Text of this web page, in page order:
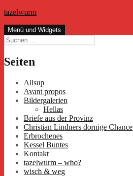
Zum
springen
tazelwurm
Menü und Widgets
Suchen
nach:
Seiten
Allsup
Avant propos
Bildergalerien
Hellas
Briefe aus der Provinz
Christian Lindners dornige Chance
Erbrochenes
Kessel Buntes
Kontakt
tazelwurm – who?
wisch & weg